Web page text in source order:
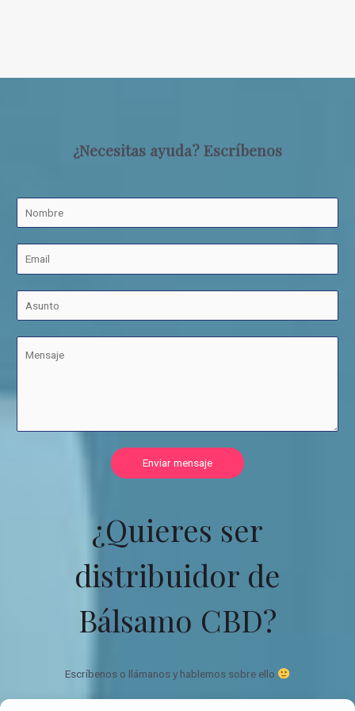
¿Necesitas ayuda? Escríbenos
Enviar mensaje
¿Quieres ser
distribuidor de
Bálsamo CBD?
Escríbenos o llámanos y hablemos sobre ello